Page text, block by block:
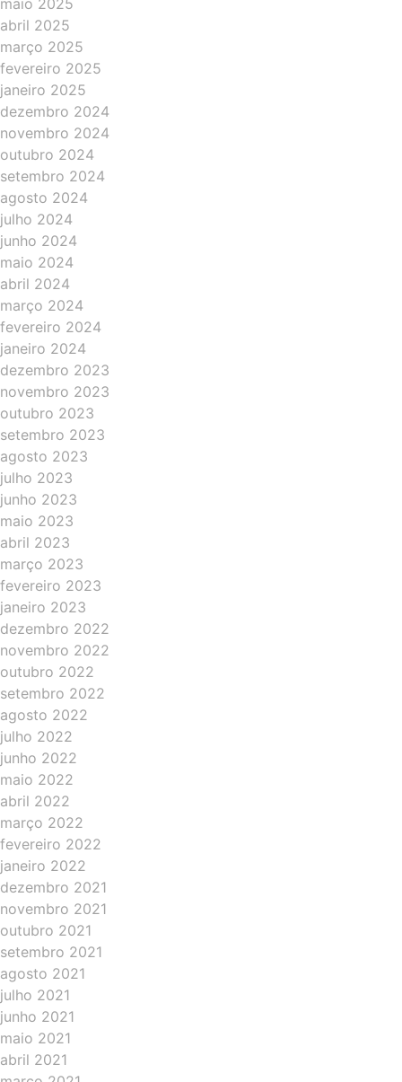
maio 2025
abril 2025
março 2025
fevereiro 2025
janeiro 2025
dezembro 2024
novembro 2024
outubro 2024
setembro 2024
agosto 2024
julho 2024
junho 2024
maio 2024
abril 2024
março 2024
fevereiro 2024
janeiro 2024
dezembro 2023
novembro 2023
outubro 2023
setembro 2023
agosto 2023
julho 2023
junho 2023
maio 2023
abril 2023
março 2023
fevereiro 2023
janeiro 2023
dezembro 2022
novembro 2022
outubro 2022
setembro 2022
agosto 2022
julho 2022
junho 2022
maio 2022
abril 2022
março 2022
fevereiro 2022
janeiro 2022
dezembro 2021
novembro 2021
outubro 2021
setembro 2021
agosto 2021
julho 2021
junho 2021
maio 2021
abril 2021